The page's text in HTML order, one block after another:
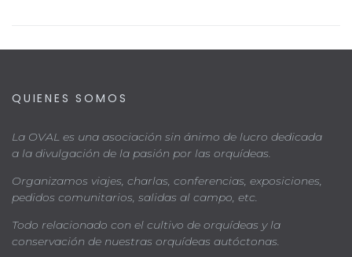
QUIENES SOMOS
La OVAL es una asociación sin ánimo de lucro dedicada
a la divulgación de la pasión por las orquídeas.
Organizamos viajes, charlas, conferencias, exposiciones,
pedidos comunitarios, salidas al campo, etc.
Todo relacionado con el cultivo de orquídeas y la
conservación de nuestras orquídeas autóctonas.